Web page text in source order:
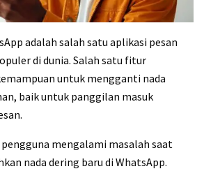
adalah salah satu aplikasi pesan
di dunia. Salah satu fitur
untuk mengganti nada
baik untuk panggilan masuk
mengalami masalah saat
nada dering baru di WhatsApp.